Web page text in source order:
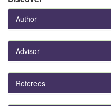
Author
Advisor
Referees